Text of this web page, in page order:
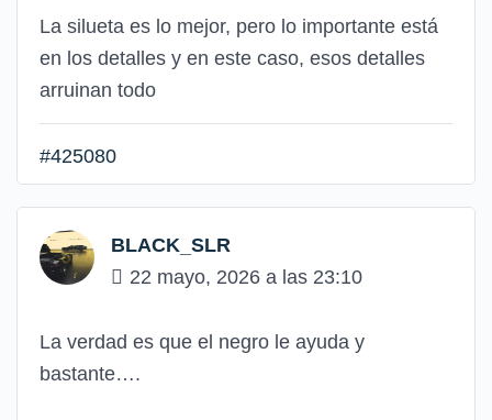
La silueta es lo mejor, pero lo importante está
en los detalles y en este caso, esos detalles
arruinan todo
#425080
BLACK_SLR
22 mayo, 2026 a las 23:10
La verdad es que el negro le ayuda y
bastante….